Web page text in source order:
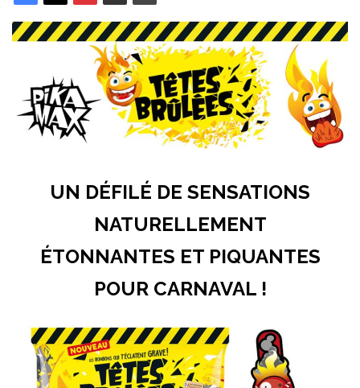
UN DÉFILÉ DE SENSATIONS
NATURELLEMENT
ÉTONNANTES ET PIQUANTES
POUR CARNAVAL !